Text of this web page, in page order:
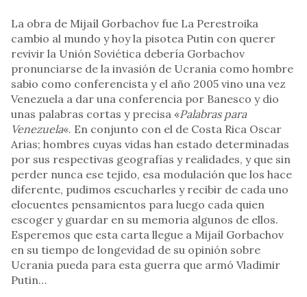
La obra de Mijaíl Gorbachov fue La Perestroika
cambio al mundo y hoy la pisotea Putin con querer
revivir la Unión Soviética debería Gorbachov
pronunciarse de la invasión de Ucrania como hombre
sabio como conferencista y el año 2005 vino una vez
Venezuela a dar una conferencia por Banesco y dio
unas palabras cortas y precisa «Palabras para
Venezuela«. En conjunto con el de Costa Rica Oscar
Arias; hombres cuyas vidas han estado determinadas
por sus respectivas geografías y realidades, y que sin
perder nunca ese tejido, esa modulación que los hace
diferente, pudimos escucharles y recibir de cada uno
elocuentes pensamientos para luego cada quien
escoger y guardar en su memoria algunos de ellos.
Esperemos que esta carta llegue a Mijaíl Gorbachov
en su tiempo de longevidad de su opinión sobre
Ucrania pueda para esta guerra que armó Vladimir
Putin…